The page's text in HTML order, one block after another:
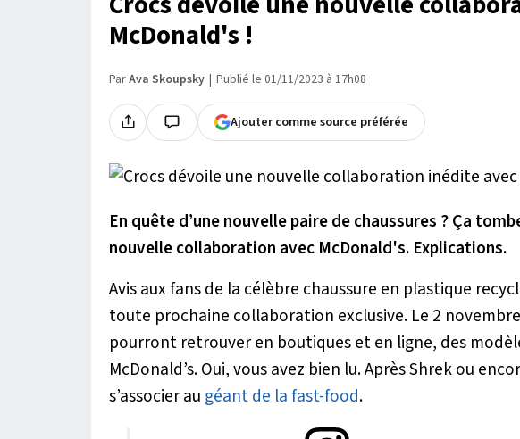
McDonald's !
ParAva Skoupsky Publié le 01/11/2023 à 17h08
Ajouter comme source préférée
En quête d’une nouvelle paire de chaussures ? Ça
nouvelle collaboration avec McDonald's. Explications.
Avis aux fans de la célèbre chaussure en plastique
toute prochaine collaboration exclusive. Le 2
pourront retrouver en boutiques et en ligne, des
McDonald’s. Oui, vous avez bien lu. Après Shrek ou
s’associer au géant de la fast-food.